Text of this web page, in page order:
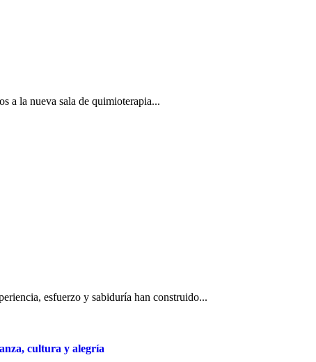
a la nueva sala de quimioterapia...
esfuerzo y sabiduría han construido...
cultura y alegría